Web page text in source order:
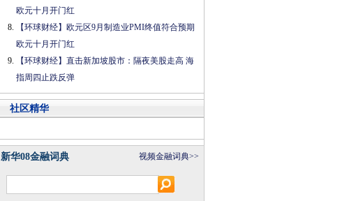
欧元十月开门红
【环球财经】欧元区9月制造业PMI终值符合预期
欧元十月开门红
【环球财经】直击新加坡股市：隔夜美股走高 海
指周四止跌反弹
社区精华
新华08金融词典 视频金融词典>>